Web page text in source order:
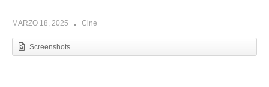
MARZO 18, 2025 Cine
Screenshots